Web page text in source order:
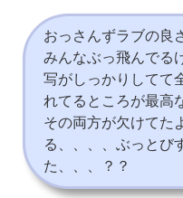
おっさんずラブの良
みんなぶっ飛んでる
写がしっかりしてて
れてるところが最高
その両方が欠けてた
る、、、、ぶっとび
た、、、？？